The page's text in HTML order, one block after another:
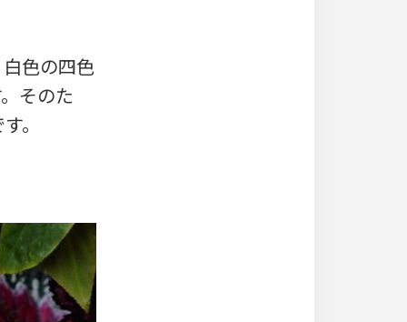
色の四色
そのた
。